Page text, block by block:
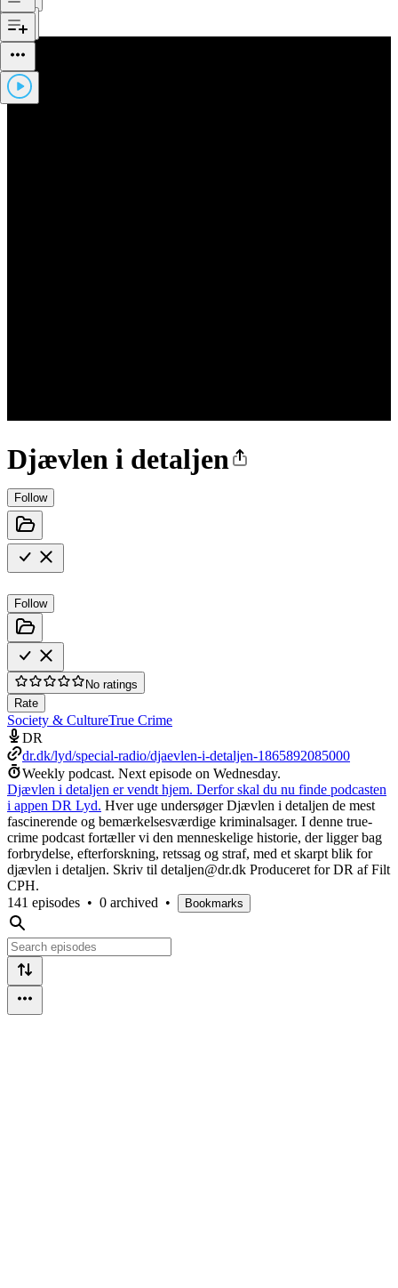
Djævlen i detaljen
Follow
Follow
No ratings
Rate
Society & CultureTrue Crime
DR
dr.dk/lyd/special-radio/djaevlen-i-detaljen-1865892085000
Weekly podcast. Next episode on Wednesday.
Djævlen i detaljen er vendt hjem. Derfor skal du nu finde podcasten
i appen DR Lyd. Hver uge undersøger Djævlen i detaljen de mest
fascinerende og bemærkelsesværdige kriminalsager. I denne true-
crime podcast fortæller vi den menneskelige historie, der ligger bag
forbrydelse, efterforskning, retssag og straf, med et skarpt blik for
djævlen i detaljen. Skriv til detaljen@dr.dk Produceret for DR af Filt
CPH.
141 episodes • 0 archived • Bookmarks